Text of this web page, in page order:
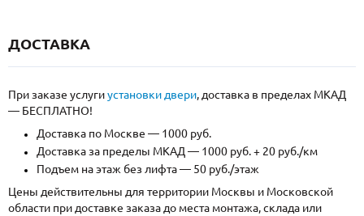
ДОСТАВКА
При заказе услугиустановки двери, доставка в пределах МКАД
— БЕСПЛАТНО!
Доставка по Москве — 1000 руб.
Доставка за пределы МКАД — 1000 руб. + 20 руб./км
Подъем на этаж без лифта — 50 руб./этаж
Цены действительны для территории Москвы и Московской
области при доставке заказа до места монтажа, склада или